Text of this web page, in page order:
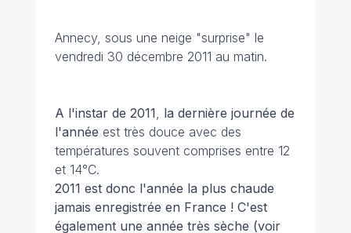
Annecy, sous une neige "surprise" le
vendredi 30 décembre 2011 au matin.
A l'instar de 2011 la dernière journée de
l'année est très douce avec des
températures souvent comprises entre 12
et 14°C.
2011 est donc l'année la plus chaude
jamais enregistrée en France ! C'est
également une année très sèche (voir